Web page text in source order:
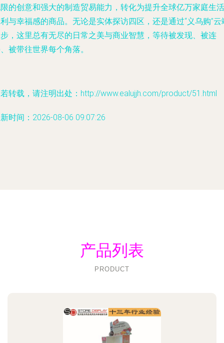
的创意和强大的制造贸易能力，转化为提升全球亿万家庭生活
与幸福感的商品。无论是实体探访四区，还是通过“义乌购”云
，这里总有无尽的日常之美与商业智慧，等待被发现、被连
被带往世界每个角落。
转载，请注明出处：http://www.ealujjh.com/product/51.html
时间：2026-08-06 09:07:26
产品列表
PRODUCT